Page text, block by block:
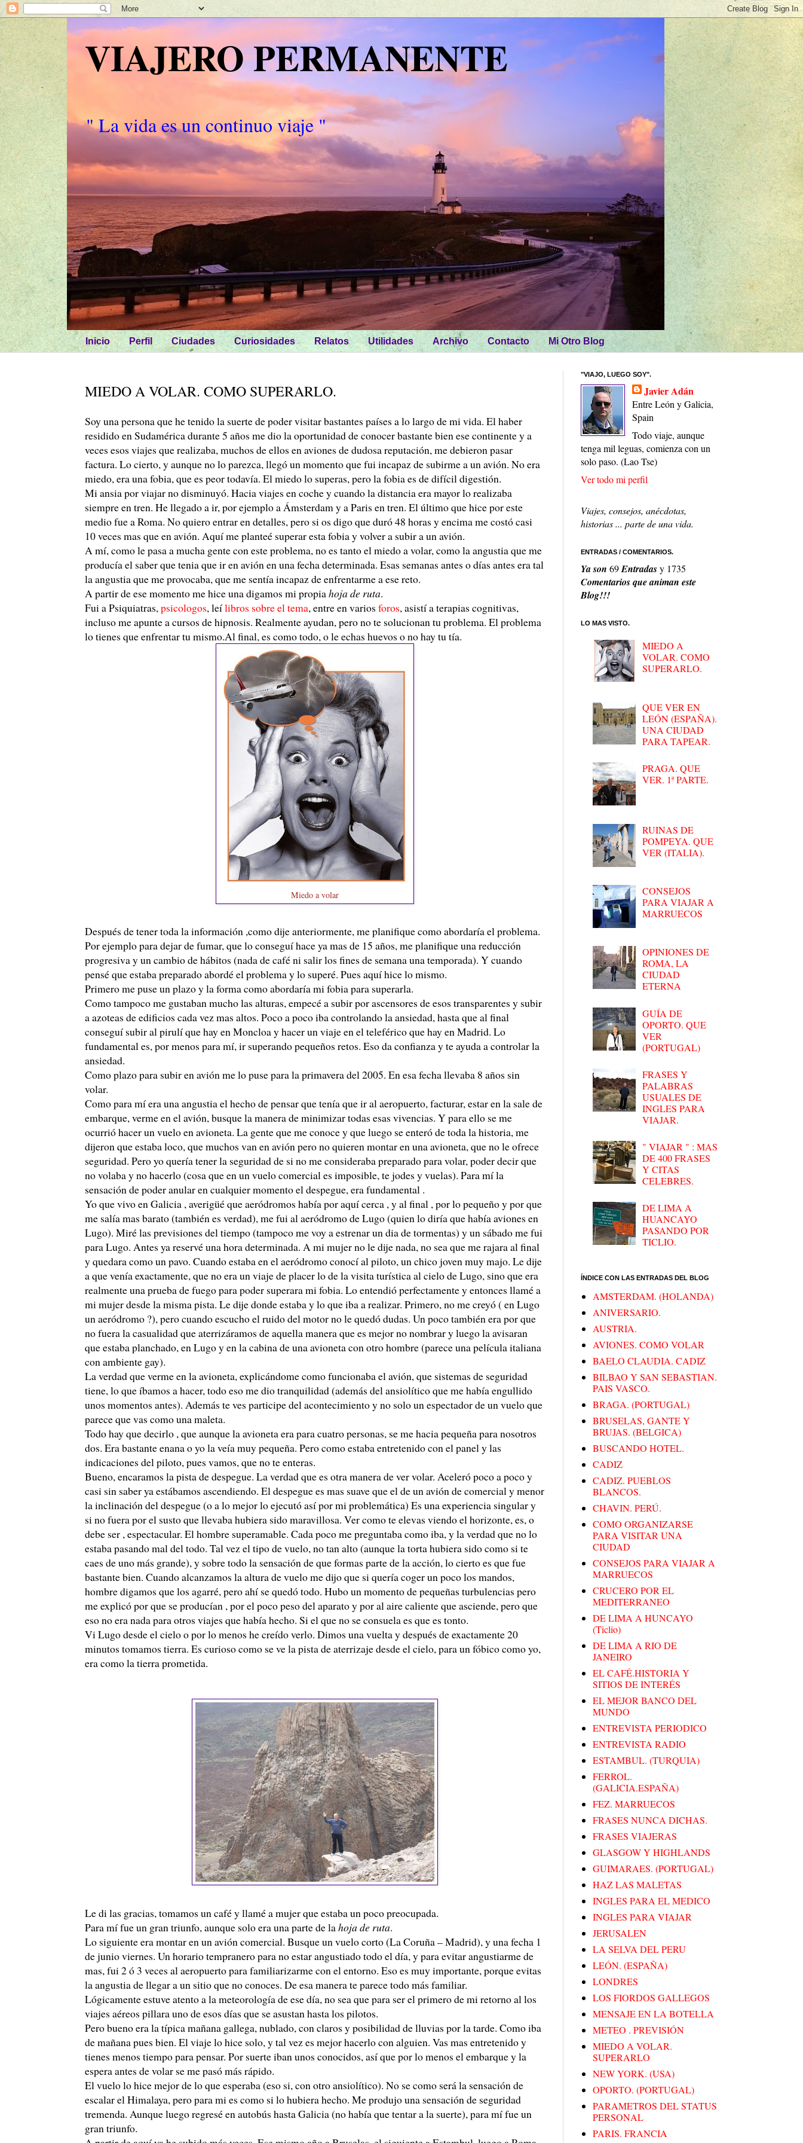
VIAJERO PERMANENTE
" La vida es un continuo viaje "
Inicio Perfil Ciudades Curiosidades Relatos Utilidades Archivo Contacto Mi Otro Blog
MIEDO A VOLAR. COMO SUPERARLO.
Soy una persona que he tenido la suerte de poder visitar bastantes países a lo largo de mi vida. El haber
residido en Sudamérica durante 5 años me dio la oportunidad de conocer bastante bien ese continente y a
veces esos viajes que realizaba, muchos de ellos en aviones de dudosa reputación, me debieron pasar
factura. Lo cierto, y aunque no lo parezca, llegó un momento que fui incapaz de subirme a un avión. No era
miedo, era una fobia, que es peor todavía. El miedo lo superas, pero la fobia es de difícil digestión.
Mi ansia por viajar no disminuyó. Hacia viajes en coche y cuando la distancia era mayor lo realizaba
siempre en tren. He llegado a ir, por ejemplo a Ámsterdam y a Paris en tren. El último que hice por este
medio fue a Roma. No quiero entrar en detalles, pero si os digo que duró 48 horas y encima me costó casi
10 veces mas que en avión. Aquí me planteé superar esta fobia y volver a subir a un avión.
A mí, como le pasa a mucha gente con este problema, no es tanto el miedo a volar, como la angustia que me
producía el saber que tenia que ir en avión en una fecha determinada. Esas semanas antes o días antes era tal
la angustia que me provocaba, que me sentía incapaz de enfrentarme a ese reto.
A partir de ese momento me hice una digamos mi propiahoja de ruta.
Fui a Psiquiatras, psicologos, leílibros sobre el tema, entre en varios foros, asistí a terapias cognitivas,
incluso me apunte a cursos de hipnosis. Realmente ayudan, pero no te solucionan tu problema. El problema
lo tienes que enfrentar tu mismo.Al final, es como todo, o le echas huevos o no hay tu tía.
Miedo a volar
Después de tener toda la información ,como dije anteriormente, me planifique como abordaría el problema.
Por ejemplo para dejar de fumar, que lo conseguí hace ya mas de 15 años, me planifique una reducción
progresiva y un cambio de hábitos (nada de café ni salir los fines de semana una temporada). Y cuando
pensé que estaba preparado abordé el problema y lo superé. Pues aquí hice lo mismo.
Primero me puse un plazo y la forma como abordaría mi fobia para superarla.
Como tampoco me gustaban mucho las alturas, empecé a subir por ascensores de esos transparentes y subir
a azoteas de edificios cada vez mas altos. Poco a poco iba controlando la ansiedad, hasta que al final
conseguí subir al pirulí que hay en Moncloa y hacer un viaje en el teleférico que hay en Madrid. Lo
fundamental es, por menos para mí, ir superando pequeños retos. Eso da confianza y te ayuda a controlar la
ansiedad.
Como plazo para subir en avión me lo puse para la primavera del 2005. En esa fecha llevaba 8 años sin
volar.
Como para mí era una angustia el hecho de pensar que tenía que ir al aeropuerto, facturar, estar en la sale de
embarque, verme en el avión, busque la manera de minimizar todas esas vivencias. Y para ello se me
ocurrió hacer un vuelo en avioneta. La gente que me conoce y que luego se enteró de toda la historia, me
dijeron que estaba loco, que muchos van en avión pero no quieren montar en una avioneta, que no le ofrece
seguridad. Pero yo quería tener la seguridad de si no me consideraba preparado para volar, poder decir que
no volaba y no hacerlo (cosa que en un vuelo comercial es imposible, te jodes y vuelas). Para mí la
sensación de poder anular en cualquier momento el despegue, era fundamental .
Yo que vivo en Galicia , averigüé que aeródromos había por aquí cerca , y al final , por lo pequeño y por que
me salía mas barato (también es verdad), me fui al aeródromo de Lugo (quien lo diría que había aviones en
Lugo). Miré las previsiones del tiempo (tampoco me voy a estrenar un dia de tormentas) y un sábado me fui
para Lugo. Antes ya reservé una hora determinada. A mi mujer no le dije nada, no sea que me rajara al final
y quedara como un pavo. Cuando estaba en el aeródromo conocí al piloto, un chico joven muy majo. Le dije
a que venía exactamente, que no era un viaje de placer lo de la visita turística al cielo de Lugo, sino que era
realmente una prueba de fuego para poder superara mi fobia. Lo entendió perfectamente y entonces llamé a
mi mujer desde la misma pista. Le dije donde estaba y lo que iba a realizar. Primero, no me creyó ( en Lugo
un aeródromo ?), pero cuando escucho el ruido del motor no le quedó dudas. Un poco también era por que
no fuera la casualidad que aterrizáramos de aquella manera que es mejor no nombrar y luego la avisaran
que estaba planchado, en Lugo y en la cabina de una avioneta con otro hombre (parece una película italiana
con ambiente gay).
La verdad que verme en la avioneta, explicándome como funcionaba el avión, que sistemas de seguridad
tiene, lo que íbamos a hacer, todo eso me dio tranquilidad (además del ansiolítico que me había engullido
unos momentos antes). Además te ves participe del acontecimiento y no solo un espectador de un vuelo que
parece que vas como una maleta.
Todo hay que decirlo , que aunque la avioneta era para cuatro personas, se me hacia pequeña para nosotros
dos. Era bastante enana o yo la veía muy pequeña. Pero como estaba entretenido con el panel y las
indicaciones del piloto, pues vamos, que no te enteras.
Bueno, encaramos la pista de despegue. La verdad que es otra manera de ver volar. Aceleró poco a poco y
casi sin saber ya estábamos ascendiendo. El despegue es mas suave que el de un avión de comercial y menor
la inclinación del despegue (o a lo mejor lo ejecutó así por mi problemática) Es una experiencia singular y
si no fuera por el susto que llevaba hubiera sido maravillosa. Ver como te elevas viendo el horizonte, es, o
debe ser , espectacular. El hombre superamable. Cada poco me preguntaba como iba, y la verdad que no lo
estaba pasando mal del todo. Tal vez el tipo de vuelo, no tan alto (aunque la torta hubiera sido como si te
caes de uno más grande), y sobre todo la sensación de que formas parte de la acción, lo cierto es que fue
bastante bien. Cuando alcanzamos la altura de vuelo me dijo que si quería coger un poco los mandos,
hombre digamos que los agarré, pero ahí se quedó todo. Hubo un momento de pequeñas turbulencias pero
me explicó por que se producían , por el poco peso del aparato y por al aire caliente que asciende, pero que
eso no era nada para otros viajes que había hecho. Si el que no se consuela es que es tonto.
Vi Lugo desde el cielo o por lo menos he creído verlo. Dimos una vuelta y después de exactamente 20
minutos tomamos tierra. Es curioso como se ve la pista de aterrizaje desde el cielo, para un fóbico como yo,
era como la tierra prometida.
Le di las gracias, tomamos un café y llamé a mujer que estaba un poco preocupada.
Para mí fue un gran triunfo, aunque solo era una parte de lahoja de ruta.
Lo siguiente era montar en un avión comercial. Busque un vuelo corto (La Coruña – Madrid), y una fecha 1
de junio viernes. Un horario tempranero para no estar angustiado todo el día, y para evitar angustiarme de
mas, fui 2 ó 3 veces al aeropuerto para familiarizarme con el entorno. Eso es muy importante, porque evitas
la angustia de llegar a un sitio que no conoces. De esa manera te parece todo más familiar.
Lógicamente estuve atento a la meteorología de ese día, no sea que para ser el primero de mi retorno al los
viajes aéreos pillara uno de esos días que se asustan hasta los pilotos.
Pero bueno era la típica mañana gallega, nublado, con claros y posibilidad de lluvias por la tarde. Como iba
de mañana pues bien. El viaje lo hice solo, y tal vez es mejor hacerlo con alguien. Vas mas entretenido y
tienes menos tiempo para pensar. Por suerte iban unos conocidos, así que por lo menos el embarque y la
espera antes de volar se me pasó más rápido.
El vuelo lo hice mejor de lo que esperaba (eso si, con otro ansiolítico). No se como será la sensación de
escalar el Himalaya, pero para mi es como si lo hubiera hecho. Me produjo una sensación de seguridad
tremenda. Aunque luego regresé en autobús hasta Galicia (no había que tentar a la suerte), para mí fue un
gran triunfo.
"VIAJO, LUEGO SOY".
Javier Adán
Entre León y Galicia,
Spain
Todo viaje, aunque
tenga mil leguas, comienza con un
solo paso. (Lao Tse)
Ver todo mi perfil
Viajes, consejos, anécdotas,
historias ... parte de una vida.
ENTRADAS / COMENTARIOS.
Ya son 69Entradasy 1735
Comentarios que animan este
Blog!!!
LO MAS VISTO.
MIEDO A
VOLAR. COMO
SUPERARLO.
QUE VER EN
LEÓN (ESPAÑA).
UNA CIUDAD
PARA TAPEAR.
PRAGA. QUE
VER. 1ª PARTE.
RUINAS DE
POMPEYA. QUE
VER (ITALIA).
CONSEJOS
PARA VIAJAR A
MARRUECOS
OPINIONES DE
ROMA, LA
CIUDAD
ETERNA
GUÍA DE
OPORTO. QUE
VER
(PORTUGAL)
FRASES Y
PALABRAS
USUALES DE
INGLES PARA
VIAJAR.
" VIAJAR " : MAS
DE 400 FRASES
Y CITAS
CELEBRES.
DE LIMA A
HUANCAYO
PASANDO POR
TICLIO.
ÍNDICE CON LAS ENTRADAS DEL BLOG
AMSTERDAM. (HOLANDA)
ANIVERSARIO.
AUSTRIA.
AVIONES. COMO VOLAR
BAELO CLAUDIA. CADIZ
BILBAO Y SAN SEBASTIAN.
PAIS VASCO.
BRAGA. (PORTUGAL)
BRUSELAS, GANTE Y
BRUJAS. (BELGICA)
BUSCANDO HOTEL.
CADIZ
CADIZ. PUEBLOS
BLANCOS.
CHAVIN. PERÚ.
COMO ORGANIZARSE
PARA VISITAR UNA
CIUDAD
CONSEJOS PARA VIAJAR A
MARRUECOS
CRUCERO POR EL
MEDITERRANEO
DE LIMA A HUNCAYO
(Ticlio)
DE LIMA A RIO DE
JANEIRO
EL CAFÉ.HISTORIA Y
SITIOS DE INTERÉS
EL MEJOR BANCO DEL
MUNDO
ENTREVISTA PERIODICO
ENTREVISTA RADIO
ESTAMBUL. (TURQUIA)
FERROL.
(GALICIA.ESPAÑA)
FEZ. MARRUECOS
FRASES NUNCA DICHAS.
FRASES VIAJERAS
GLASGOW Y HIGHLANDS
GUIMARAES. (PORTUGAL)
HAZ LAS MALETAS
INGLES PARA EL MEDICO
INGLES PARA VIAJAR
JERUSALEN
LA SELVA DEL PERU
LEÓN. (ESPAÑA)
LONDRES
LOS FIORDOS GALLEGOS
MENSAJE EN LA BOTELLA
METEO . PREVISIÓN
MIEDO A VOLAR.
SUPERARLO
NEW YORK. (USA)
OPORTO. (PORTUGAL)
PARAMETROS DEL STATUS
PERSONAL
PARIS. FRANCIA